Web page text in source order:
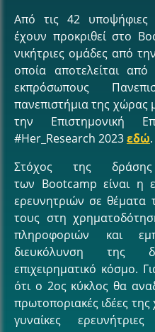
Από τις 42 υποψήφιες
έχουν προκριθεί στο
νικήτριες ομάδες από
οποία αποτελείται από
εκπρόσωπους
πανεπιστήμια της χώρας
την Επιστημονική
#Her_Research 2023εδώ.
Στόχος της
των Bootcamp είναι η
ερευνητριών σε θέματα
τους στη
πληροφοριών και
διευκόλυνση της
επιχειρηματικό κόσμο.
ότι ο 2ος κύκλος θα
πρωτοποριακές ιδέες
γυναίκες